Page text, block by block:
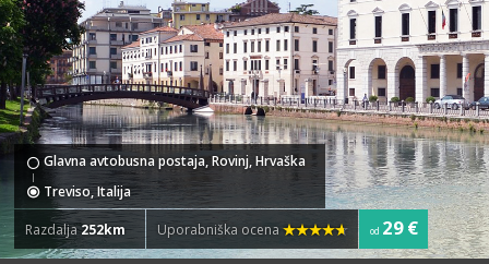
Glavna avtobusna postaja, Rovinj, Hrvaška
Treviso, Italija
Razdalja252km Uporabniška ocena od 29 €